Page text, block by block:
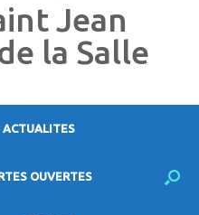
Jean
la Salle
ACTUALITES
OUVERTES